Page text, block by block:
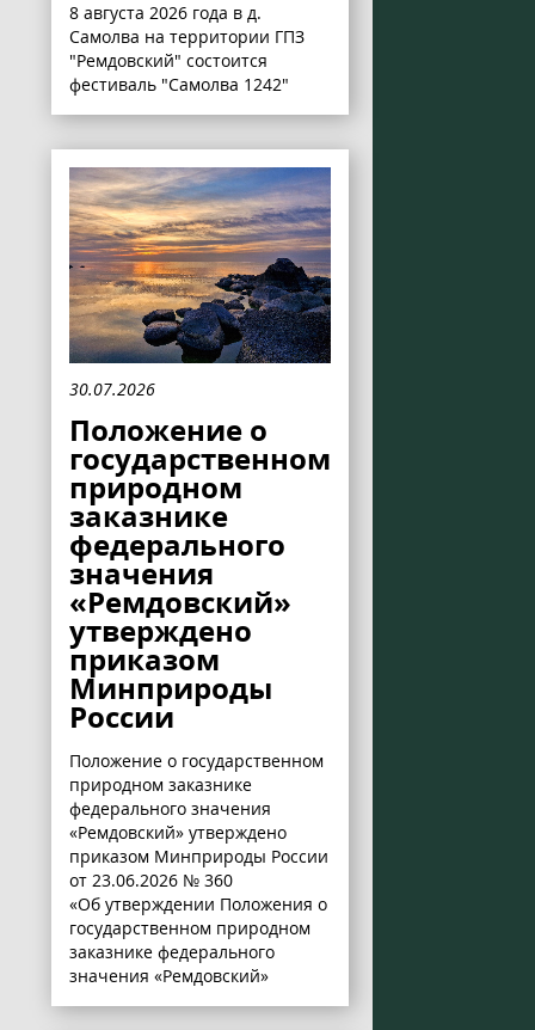
8 августа 2026 года в д.
Самолва на территории ГПЗ
"Ремдовский" состоится
фестиваль "Самолва 1242"
30.07.2026
Положение о
государственном
природном
заказнике
федерального
значения
«Ремдовский»
утверждено
приказом
Минприроды
России
Положение о государственном
природном заказнике
федерального значения
«Ремдовский» утверждено
приказом Минприроды России
от 23.06.2026 № 360
«Об утверждении Положения о
государственном природном
заказнике федерального
значения «Ремдовский»